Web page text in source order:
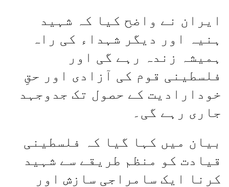
ایران نے واضح کیا کہ شہید
ہنیہ اور دیگر شہداء کی راہ
ہمیشہ زندہ رہے گی اور
فلسطینی قوم کی آزادی اور حقِ
خودارادیت کے حصول تک جدوجہد
جاری رہے گی۔
بیان میں کہا گیا کہ فلسطینی
قیادت کو منظم طریقے سے شہید
کرنا ایک سامراجی سازش اور